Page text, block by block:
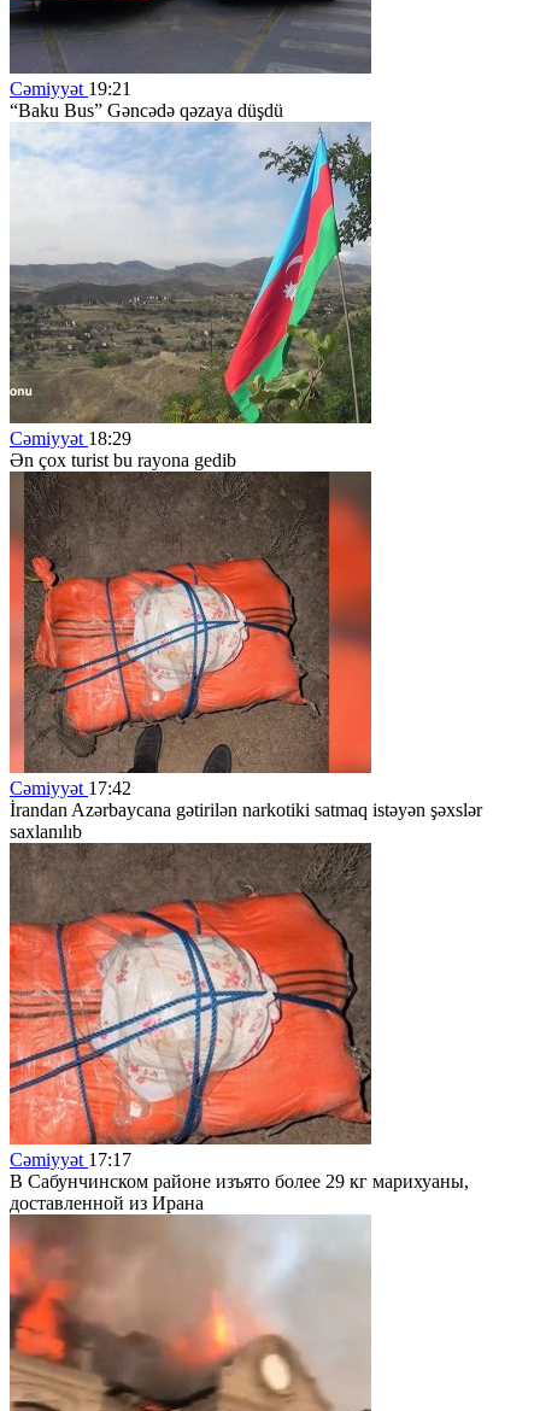
Cəmiyyət 19:21
“Baku Bus” Gəncədə qəzaya düşdü
Cəmiyyət 18:29
Ən çox turist bu rayona gedib
Cəmiyyət 17:42
İrandan Azərbaycana gətirilən narkotiki satmaq istəyən şəxslər
saxlanılıb
Cəmiyyət 17:17
В Сабунчинском районе изъято более 29 кг марихуаны,
доставленной из Ирана